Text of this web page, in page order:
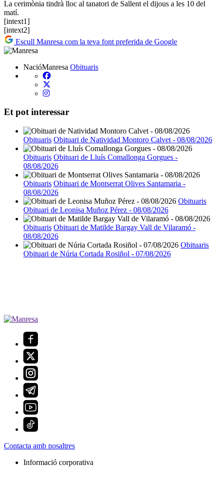
La cerimònia tindrà lloc al tanatori de Sallent el dijous a les 10 del
matí.
[intext1]
[intext2]
Escull Manresa com la teva font preferida de Google
NacióManresa Obituaris
Et pot interessar
Obituaris Obituari de Natividad Montoro Calvet - 08/08/2026
Obituaris Obituari de Lluís Comallonga Gorgues -
08/08/2026
Obituaris Obituari de Montserrat Olives Santamaria -
08/08/2026
Obituaris
Obituari de Leonisa Muñoz Pérez - 08/08/2026
Obituaris Obituari de Matilde Bargay Vall de Vilaramó -
08/08/2026
Obituaris
Obituari de Núria Cortada Rosiñol - 07/08/2026
Contacta amb nosaltres
Informació corporativa